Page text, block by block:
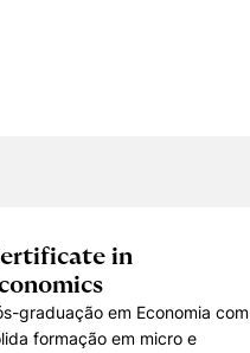
in
graduação em Economia com
formação em micro e